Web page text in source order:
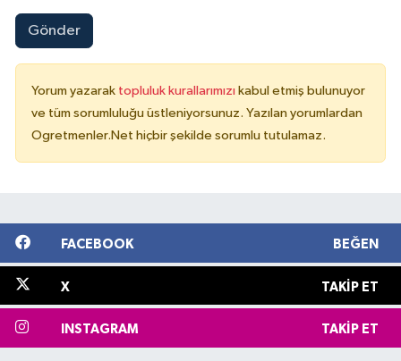
Gönder
Yorum yazarak topluluk kurallarımızı kabul etmiş bulunuyor
ve tüm sorumluluğu üstleniyorsunuz. Yazılan yorumlardan
Ogretmenler.Net hiçbir şekilde sorumlu tutulamaz.
FACEBOOK BEĞEN
X TAKIP ET
INSTAGRAM TAKIP ET